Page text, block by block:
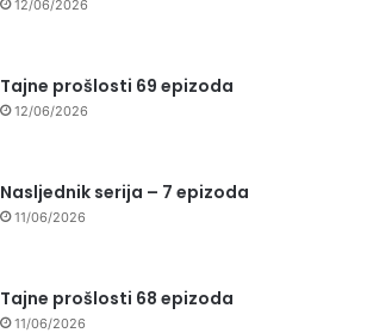
12/06/2026
Tajne prošlosti 69 epizoda
12/06/2026
Nasljednik serija – 7 epizoda
11/06/2026
Tajne prošlosti 68 epizoda
11/06/2026